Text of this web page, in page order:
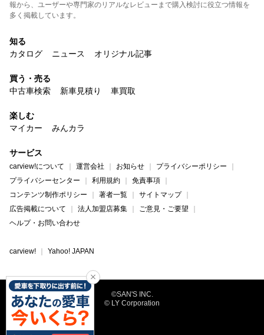
報から、ユーザーや専門家のリアルなレビューまで購入検討に役立つ情報を
多く掲載しています。
知る
カタログ
ニュース オリジナル記事
買う・売る
中古車検索
新車見積り 車買取
楽しむ
マイカー
みんカラ
サービス
carview!について 運営会社 お知らせ
プライバシーポリシー
プライバシーセンター
利用規約
免責事項
コンテンツ制作ポリシー
著者一覧
サイトマップ
広告掲載について
法人加盟店募集
ご意見・ご要望
ヘルプ・お問い合わせ
carview! Yahoo! JAPAN
©SAN'S INC.
© LY Corporation